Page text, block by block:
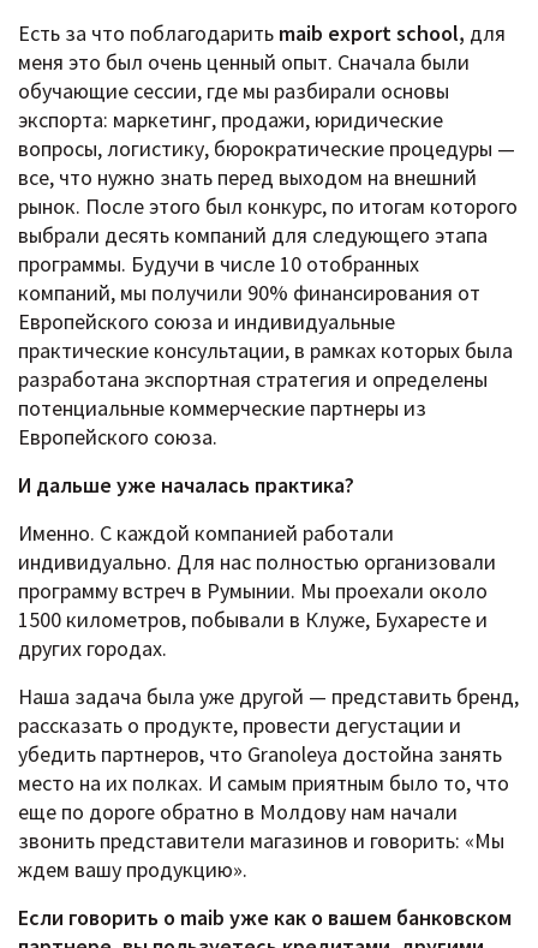
Есть за что поблагодарить maib export school, для
меня это был очень ценный опыт. Сначала были
обучающие сессии, где мы разбирали основы
экспорта: маркетинг, продажи, юридические
вопросы, логистику, бюрократические процедуры —
все, что нужно знать перед выходом на внешний
рынок. После этого был конкурс, по итогам которого
выбрали десять компаний для следующего этапа
программы. Будучи в числе 10 отобранных
компаний, мы получили 90% финансирования от
Европейского союза и индивидуальные
практические консультации, в рамках которых была
разработана экспортная стратегия и определены
потенциальные коммерческие партнеры из
Европейского союза.
И дальше уже началась практика?
Именно. С каждой компанией работали
индивидуально. Для нас полностью организовали
программу встреч в Румынии. Мы проехали около
1500 километров, побывали в Клуже, Бухаресте и
других городах.
Наша задача была уже другой — представить бренд,
рассказать о продукте, провести дегустации и
убедить партнеров, что Granoleya достойна занять
место на их полках. И самым приятным было то, что
еще по дороге обратно в Молдову нам начали
звонить представители магазинов и говорить: «Мы
ждем вашу продукцию».
Если говорить о maib уже как о вашем банковском